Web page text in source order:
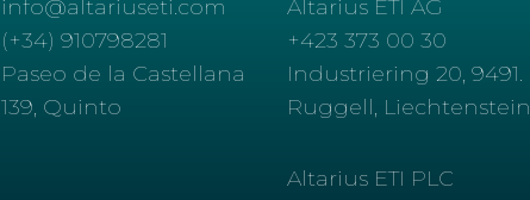
info@altariuseti.com
(+34) 910798281
Paseo de la Castellana
139, Quinto
Altarius ETI AG
+423 373 00 30
Industriering 20, 9491.
Ruggell, Liechtenstein
Altarius ETI PLC